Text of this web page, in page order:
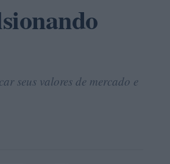
seus valores de mercado e